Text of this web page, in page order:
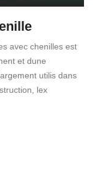
avec chenilles est
et dune
utilis dans
lex